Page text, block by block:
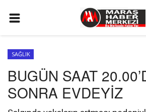
GÜNDEM
SİYASET
EKONOMİ
SAĞLIK
BUGÜN SAAT
SONRA EVDEYİZ